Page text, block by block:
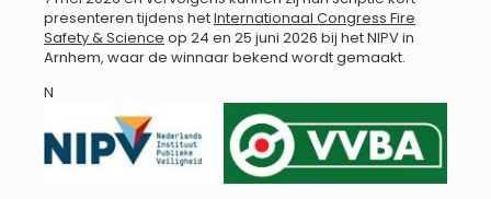
presenteren tijdens hetInternationaal Congress Fire
Safety & Science op 24 en 25 juni 2026 bij het NIPV in
Arnhem, waar de winnaar bekend wordt gemaakt.
N